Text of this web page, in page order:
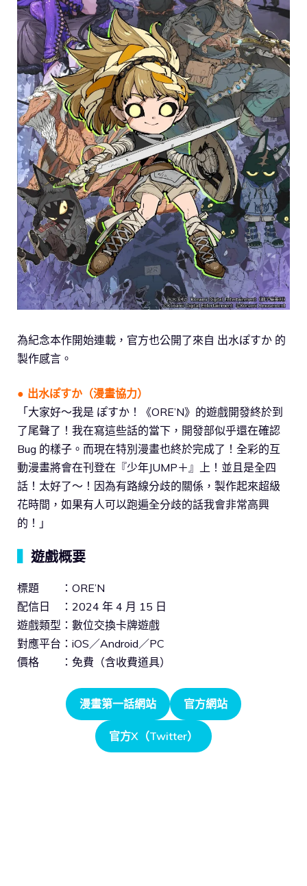
為紀念本作開始連載，官方也公開了來自 出水ぽすか 的
製作感言。
● 出水ぽすか（漫畫協力）
「大家好～我是 ぽすか！《ORE’N》的遊戲開發終於到
了尾聲了！我在寫這些話的當下，開發部似乎還在確認
Bug 的樣子。而現在特別漫畫也終於完成了！全彩的互
動漫畫將會在刊登在『少年JUMP＋』上！並且是全四
話！太好了～！因為有路線分歧的關係，製作起來超級
花時間，如果有人可以跑遍全分歧的話我會非常高興
的！」
遊戲概要
標題 ：ORE’N
配信日 ：2024 年 4 月 15 日
遊戲類型：數位交換卡牌遊戲
對應平台：iOS／Android／PC
價格 ：免費（含收費道具）
漫畫第一話網站 官方網站
官方X（Twitter）